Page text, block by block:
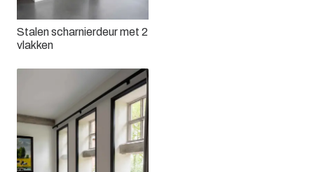
Stalen scharnierdeur met 2
vlakken